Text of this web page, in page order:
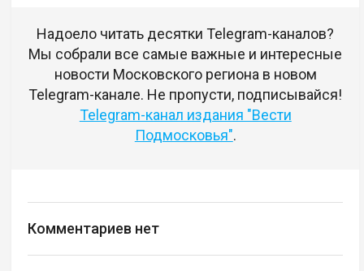
Надоело читать десятки Telegram-каналов?
Мы собрали все самые важные и интересные
новости Московского региона в новом
Telegram-канале. Не пропусти, подписывайся!
Telegram-канал издания "Вести
Подмосковья".
Комментариев нет